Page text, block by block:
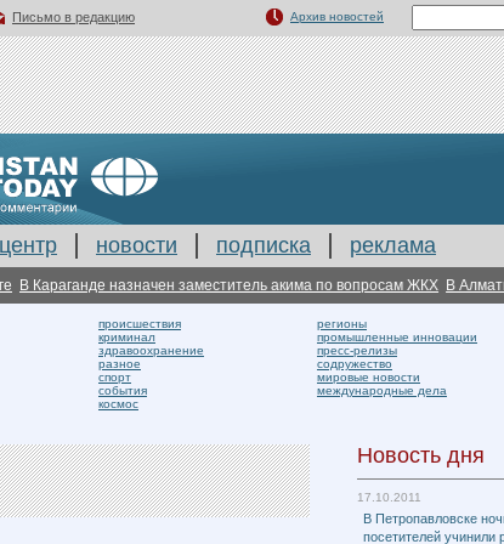
Письмо в редакцию
Архив новостей
новости подписка реклама
В Караганде назначен заместитель акима по вопросам ЖКХ В Алматы
происшествия
криминал
здравоохранение
разное
спорт
события
космос
регионы
промышленные инновации
пресс-релизы
содружество
мировые новости
международные дела
Новость дня
17.10.2011
В Петропавловске
посетителей учинили